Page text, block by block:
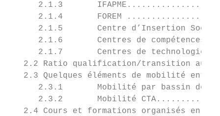
2.1.3
2.1.4       FOREM
2.1.5       Centre d’Insertion
2.1.6       Centres de compétences
2.1.7       Centres de technologie
2.2 Ratio qualification/transition au
2.3 Quelques éléments de mobilité
2.3.1       Mobilité par bassin de
2.3.2       Mobilité
2.4 Cours et formations organisés en